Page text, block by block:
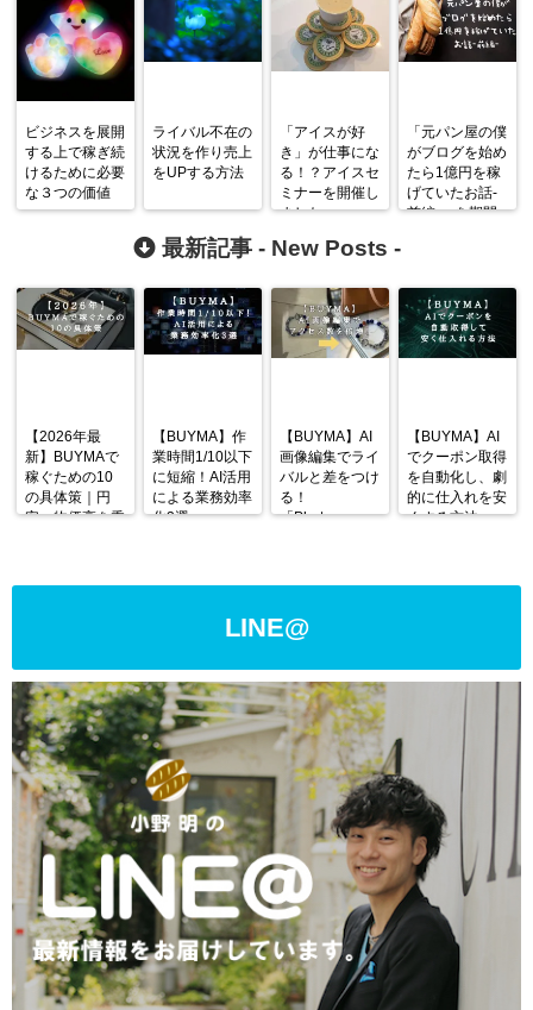
ビジネスを展開
する上で稼ぎ続
けるために必要
な３つの価値
ライバル不在の
状況を作り売上
をUPする方法
「アイスが好
き」が仕事にな
る！？アイスセ
ミナーを開催し
ました。
「元パン屋の僕
がブログを始め
たら1億円を稼
げていたお話-
前編-」を期間
最新記事 - New Posts -
【2026年最
新】BUYMAで
稼ぐための10
の具体策｜円
安・物価高を乗
【BUYMA】作
業時間1/10以下
に短縮！AI活用
による業務効率
化3選
【BUYMA】AI
画像編集でライ
バルと差をつけ
る！
「Photoroom」
【BUYMA】AI
でクーポン取得
を自動化し、劇
的に仕入れを安
くする方法
LINE@